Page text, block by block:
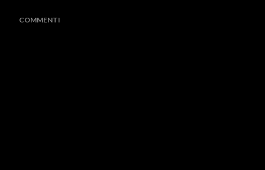
COMMENTI